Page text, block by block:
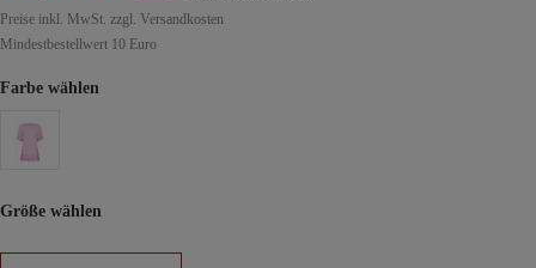
Preise inkl. MwSt. zzgl. Versandkosten
Mindestbestellwert 10 Euro
Farbe wählen
Größe wählen